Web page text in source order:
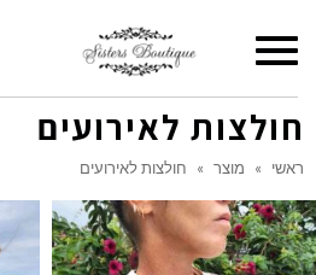
תפריט
חולצות לאירועים
ראשי » מוצר » חולצות לאירועים